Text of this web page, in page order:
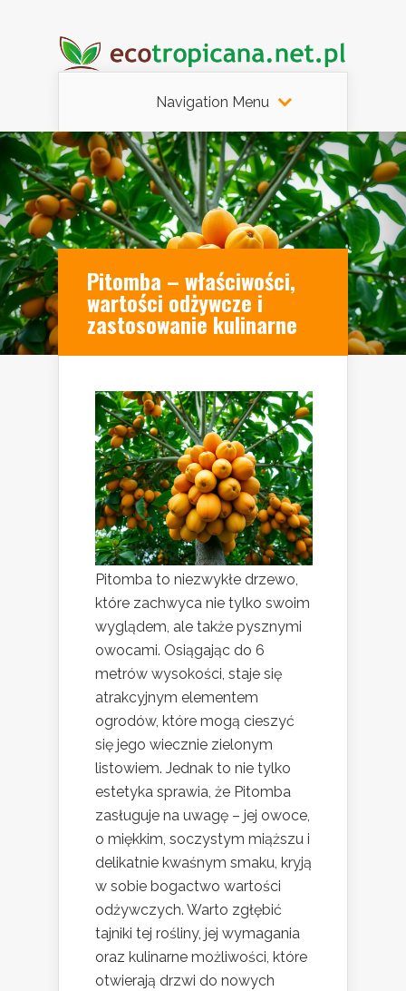
Navigation Menu
Pitomba – właściwości,
wartości odżywcze i
zastosowanie kulinarne
Pitomba to niezwykłe drzewo,
które zachwyca nie tylko swoim
wyglądem, ale także pysznymi
owocami. Osiągając do 6
metrów wysokości, staje się
atrakcyjnym elementem
ogrodów, które mogą cieszyć
się jego wiecznie zielonym
listowiem. Jednak to nie tylko
estetyka sprawia, że Pitomba
zasługuje na uwagę – jej owoce,
o miękkim, soczystym miąższu i
delikatnie kwaśnym smaku, kryją
w sobie bogactwo wartości
odżywczych. Warto zgłębić
tajniki tej rośliny, jej wymagania
oraz kulinarne możliwości, które
otwierają drzwi do nowych